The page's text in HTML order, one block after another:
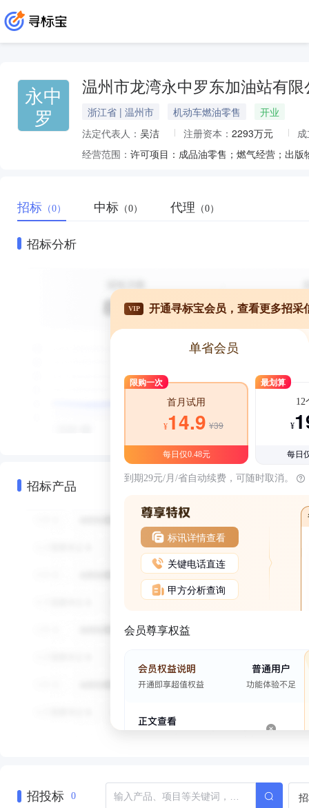
永中
罗
温州市龙湾永中罗东加油站有限
浙江省 | 温州市 机动车燃油零售
开业
法定代表人： 吴洁 注册资本： 2293万元
经营范围：
招标 （0） 中标 （0） 代理 （0）
招标分析
招标产品
VIP 开通寻标宝会员，查看更多招采
单省会员
限购一次
首月试用
¥14.9 ¥39
每日仅0.48元
最划算
12
¥
每日
到期29元/月/省自动续费，可随时取消。
标讯详情查看
关键电话直连
甲方分析查询
会员尊享权益
招投标 0